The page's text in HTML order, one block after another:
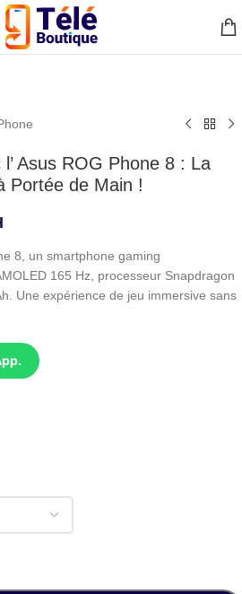
Asus ROG Phone 8 : La
Portée de Main !
8, un smartphone gaming
165 Hz, processeur Snapdragon
Une expérience de jeu immersive sans